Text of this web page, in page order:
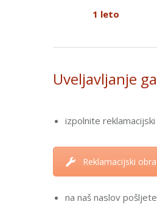
1 leto
Uveljavljanje
izpolnite
Reklamacijski
na naš naslov